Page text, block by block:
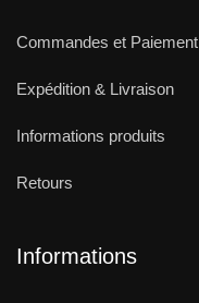
Commandes et Paiement
Expédition & Livraison
Informations produits
Retours
Informations